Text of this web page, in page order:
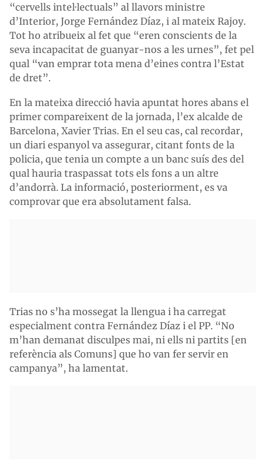
“cervells intel·lectuals” al llavors ministre
d’Interior, Jorge Fernández Díaz, i al mateix Rajoy.
Tot ho atribueix al fet que “eren conscients de la
seva incapacitat de guanyar-nos a les urnes”, fet pel
qual “van emprar tota mena d’eines contra l’Estat
de dret”.
En la mateixa direcció havia apuntat hores abans el
primer compareixent de la jornada, l’ex alcalde de
Barcelona, Xavier Trias. En el seu cas, cal recordar,
un diari espanyol va assegurar, citant fonts de la
policia, que tenia un compte a un banc suís des del
qual hauria traspassat tots els fons a un altre
d’andorrà. La informació, posteriorment, es va
comprovar que era absolutament falsa.
Trias no s’ha mossegat la llengua i ha carregat
especialment contra Fernández Díaz i el PP. “No
m’han demanat disculpes mai, ni ells ni partits [en
referència als Comuns] que ho van fer servir en
campanya”, ha lamentat.